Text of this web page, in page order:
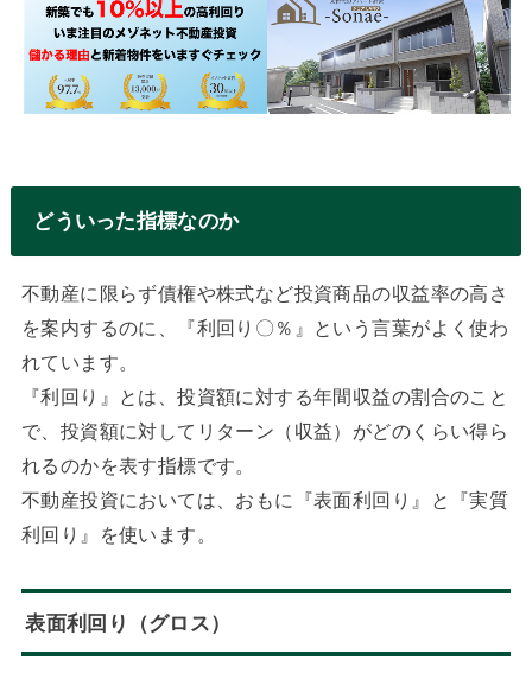
どういった指標なのか
不動産に限らず債権や株式など投資商品の収益率の高さ
を案内するのに、『利回り〇％』という言葉がよく使わ
れています。
『利回り』とは、投資額に対する年間収益の割合のこと
で、投資額に対してリターン（収益）がどのくらい得ら
れるのかを表す指標です。
不動産投資においては、おもに『表面利回り』と『実質
利回り』を使います。
表面利回り（グロス）